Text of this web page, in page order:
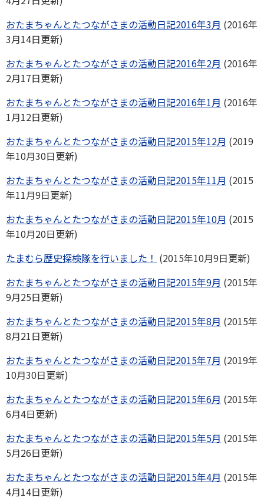
おたまちゃんとたつながさまの活動日記2016年3月 (2016年
3月14日更新)
おたまちゃんとたつながさまの活動日記2016年2月 (2016年
2月17日更新)
おたまちゃんとたつながさまの活動日記2016年1月 (2016年
1月12日更新)
おたまちゃんとたつながさまの活動日記2015年12月 (2019
年10月30日更新)
おたまちゃんとたつながさまの活動日記2015年11月 (2015
年11月9日更新)
おたまちゃんとたつながさまの活動日記2015年10月 (2015
年10月20日更新)
たまむら歴史探検隊を行いました！ (2015年10月9日更新)
おたまちゃんとたつながさまの活動日記2015年9月 (2015年
9月25日更新)
おたまちゃんとたつながさまの活動日記2015年8月 (2015年
8月21日更新)
おたまちゃんとたつながさまの活動日記2015年7月 (2019年
10月30日更新)
おたまちゃんとたつながさまの活動日記2015年6月 (2015年
6月4日更新)
おたまちゃんとたつながさまの活動日記2015年5月 (2015年
5月26日更新)
おたまちゃんとたつながさまの活動日記2015年4月 (2015年
4月14日更新)